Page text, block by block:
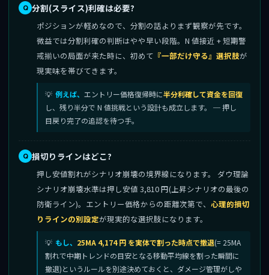
分割(スライス)利確は必要?
ポジションが軽めなので、分割の話よりまず観察が先です。
微益では分割利確の判断はやや早い段階。N 値接近 + 短期警
戒揃いの局面が来た時に、初めて 『一部だけ守る』選択肢が
現実味を帯びてきます。
例えば、 エントリー価格復帰時に半分利確して資金を回復
し、残り半分で N 値挑戦という設計も成立します。 ─ 押し
目戻り完了の追認を待つ手。
損切りラインはどこ?
押し安値割れがシナリオ崩壊の境界線になります。 ダウ理論
シナリオ崩壊水準は押し安値 3,810 円(上昇シナリオの最後の
防衛ライン)。エントリー価格からの距離次第で、 心理的損切
りラインの別設定が現実的な選択肢になります。
もし、 25MA 4,174 円 を実体で割った時点で撤退(= 25MA
割れで中期トレンドの目安となる移動平均線を割った瞬間に
撤退)というルールを別途決めておくと、ダメージ管理がしや